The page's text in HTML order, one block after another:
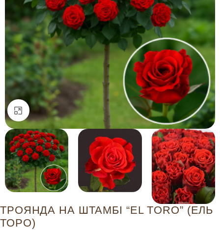
Натисніть, щоб збільшити
ТРОЯНДА НА ШТАМБІ “EL TORO” (ЕЛЬ
ТОРО)